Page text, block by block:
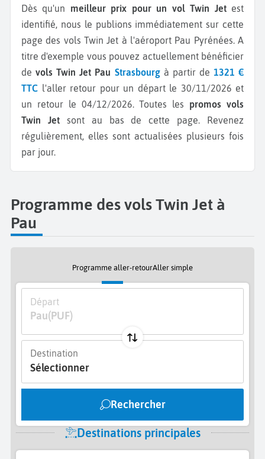
Dès qu'un meilleur prix pour un vol Twin Jetest
identifié, nous le publions immédiatement sur cette
page des vols Twin Jet à l'aéroport Pau Pyrénées. A
titre d'exemple vous pouvez actuellement bénéficier
devols Twin Jet Pau Strasbourg à partir de 1321 €
TTC l'aller retour pour un départ le 30/11/2026 et
un retour le 04/12/2026.Toutes les promos vols
Twin Jetsont au bas de cette page. Revenez
régulièrement, elles sont actualisées plusieurs fois
par jour.
Programme des vols Twin Jet à
Pau
Programme aller-retourAller simple
Départ
Pau(PUF)
Destination
Sélectionner
Rechercher
Destinations principales